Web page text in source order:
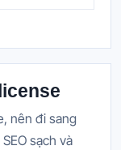
nên đi sang
sạch và